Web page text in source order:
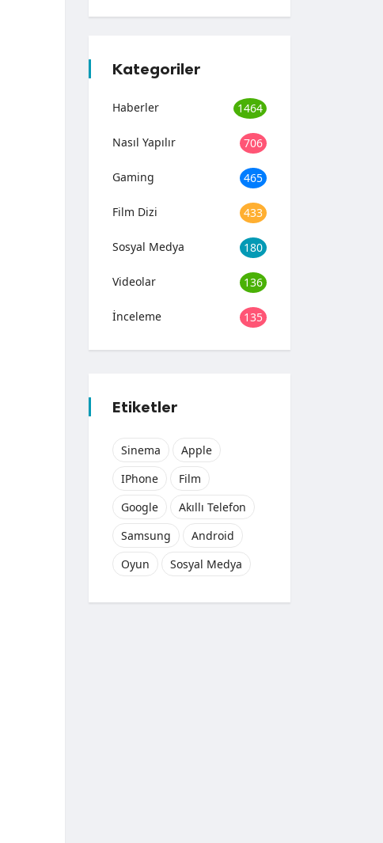
Kategoriler
Haberler 1464
Nasıl Yapılır 706
Gaming 465
Film Dizi 433
Sosyal Medya 180
Videolar 136
İnceleme 135
Etiketler
Sinema
Apple
IPhone
Film
Google
Akıllı Telefon
Samsung
Android
Oyun
Sosyal Medya